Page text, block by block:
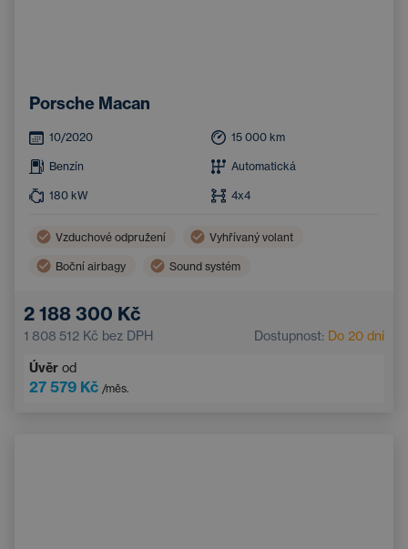
Porsche Macan
10/2020 15 000 km
Benzín Automatická
180 kW 4x4
Vzduchové odpružení Vyhřívaný volant
Boční airbagy Sound systém
Elektricky nastavitelná sedadla s pamětí
Adaptivní odpružení
2 188 300 Kč
1 808 512 Kč bez DPH Dostupnost: Do 20 dní
Úvěr od
27 579 Kč /měs.